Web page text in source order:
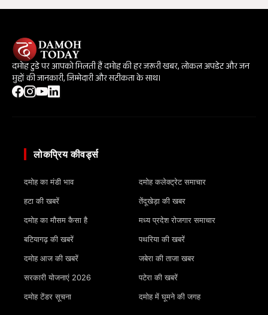
दमोह टुडे पर आपको मिलती हैं दमोह की हर जरूरी खबर, लोकल अपडेट और जन
मुद्दों की जानकारी, जिम्मेदारी और सटीकता के साथ।
लोकप्रिय कीवर्ड्स
दमोह का मंडी भाव
हटा की खबरें
दमोह का मौसम कैसा है
बटियागढ़ की खबरें
दमोह आज की खबरें
सरकारी योजनाएं 2026
दमोह टेंडर सूचना
दमोह कलेक्ट्रेट समाचार
तेंदूखेड़ा की खबर
मध्य प्रदेश रोजगार समाचार
पथरिया की खबरें
जबेरा की ताजा खबर
पटेरा की खबरें
दमोह में घूमने की जगह